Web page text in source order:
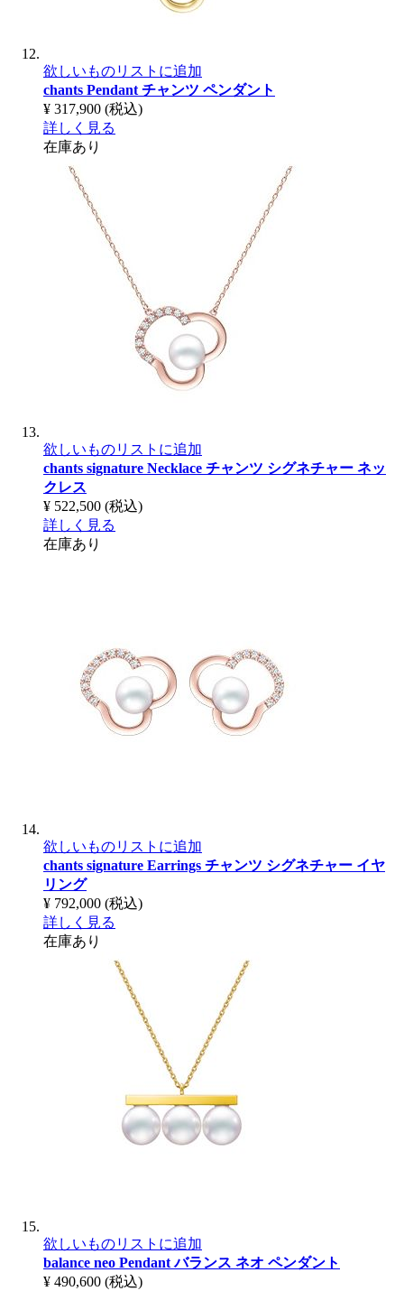
欲しいものリストに追加
chants Pendant チャンツ ペンダント
¥ 317,900 (税込)
詳しく見る
在庫あり
欲しいものリストに追加
chants signature Necklace チャンツ シグネチャー ネッ
クレス
¥ 522,500 (税込)
詳しく見る
在庫あり
欲しいものリストに追加
chants signature Earrings チャンツ シグネチャー イヤ
リング
¥ 792,000 (税込)
詳しく見る
在庫あり
欲しいものリストに追加
balance neo Pendantバランス ネオ ペンダント
¥ 490,600 (税込)